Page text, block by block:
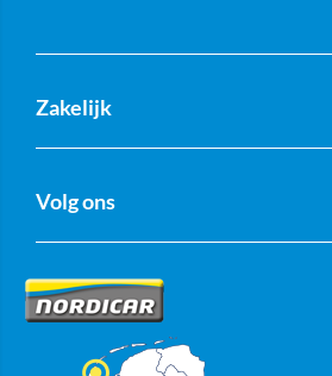
Zakelijk
Volg ons